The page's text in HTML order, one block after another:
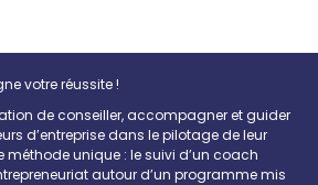
votre réussite !
de conseiller, accompagner et guider
d’entreprise dans le pilotage de leur
méthode unique : le suivi d’un coach
autour d’un programme mis